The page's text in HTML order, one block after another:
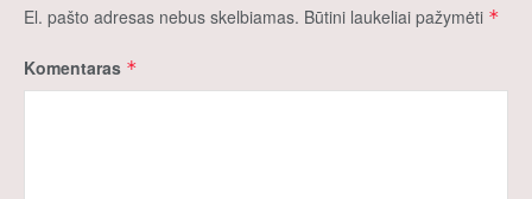
El. pašto adresas nebus skelbiamas. Būtini laukeliai pažymėti *
Komentaras *